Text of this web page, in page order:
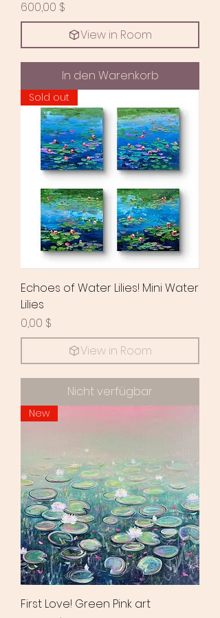
Preis
600,00 $
View in Room
In den Warenkorb
Sold out
Echoes of Water Lilies! Mini Water
Lilies
Preis
0,00 $
View in Room
Nicht verfügbar
New
First Love! Green Pink art